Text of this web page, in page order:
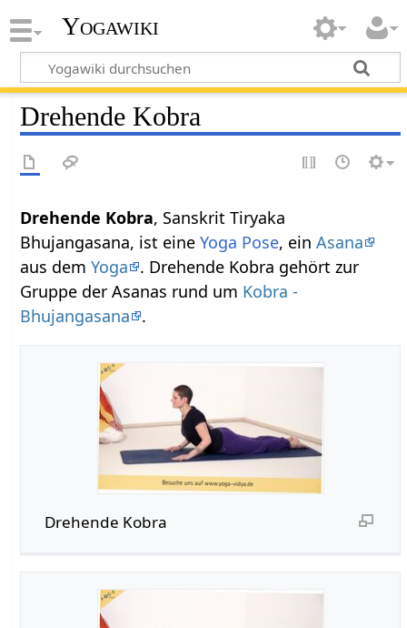
Yogawiki
Drehende Kobra
Drehende Kobra, Sanskrit Tiryaka
Bhujangasana, ist eineYoga Pose, einAsana
aus demYoga
. Drehende Kobra gehört zur
Gruppe der Asanas rund um Kobra -
Bhujangasana
.
Drehende Kobra